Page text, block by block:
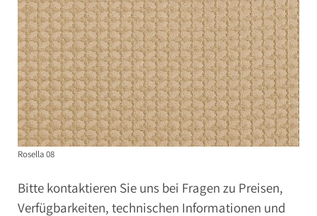
Rosella 08
Bitte kontaktieren Sie uns bei Fragen zu Preisen,
Verfügbarkeiten, technischen Informationen und